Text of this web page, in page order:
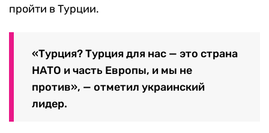
пройти в Турции.
«Турция? Турция для нас — это страна
НАТО и часть Европы, и мы не
против», — отметил украинский
лидер.